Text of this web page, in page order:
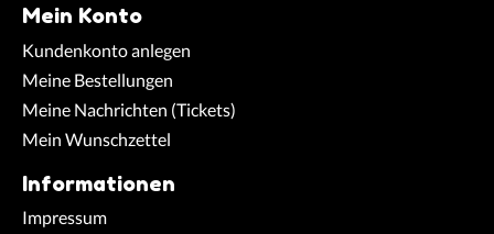
Mein Konto
Kundenkonto anlegen
Meine Bestellungen
Meine Nachrichten (Tickets)
Mein Wunschzettel
Informationen
Impressum